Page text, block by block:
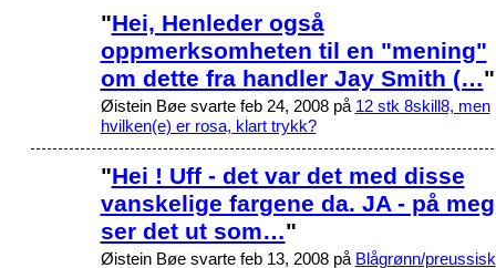
"Hei, Henleder også
oppmerksomheten til en "mening"
om dette fra handler Jay Smith (…"
Øistein Bøe svarte feb 24, 2008 på 12 stk 8skill8, men
hvilken(e) er rosa, klart trykk?
"Hei ! Uff - det var det med disse
vanskelige fargene da. JA - på meg
ser det ut som…"
Øistein Bøe svarte feb 13, 2008 på Blågrønn/preussisk